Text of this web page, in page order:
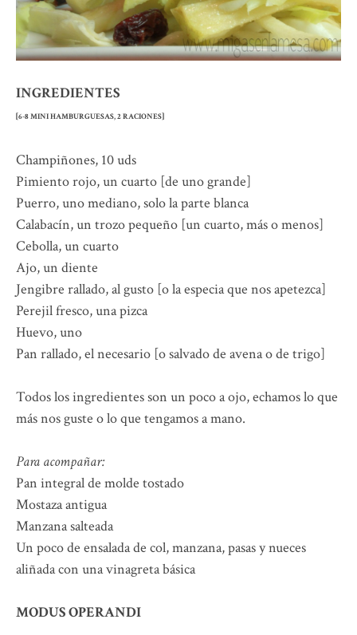
INGREDIENTES
[6-8 MINI HAMBURGUESAS, 2 RACIONES]
Champiñones, 10 uds
Pimiento rojo, un cuarto [de uno grande]
Puerro, uno mediano, solo la parte blanca
Calabacín, un trozo pequeño [un cuarto, más o menos]
Cebolla, un cuarto
Ajo, un diente
Jengibre rallado, al gusto [o la especia que nos apetezca]
Perejil fresco, una pizca
Huevo, uno
Pan rallado, el necesario [o salvado de avena o de trigo]
Todos los ingredientes son un poco a ojo, echamos lo que
más nos guste o lo que tengamos a mano.
Para acompañar:
Pan integral de molde tostado
Mostaza antigua
Manzana salteada
Un poco de ensalada de col, manzana, pasas y nueces
aliñada con una vinagreta básica
MODUS OPERANDI